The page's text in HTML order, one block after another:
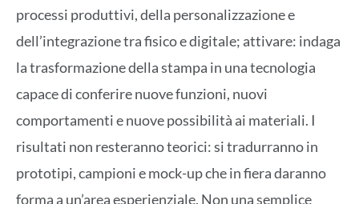
processi produttivi, della personalizzazione e
dell’integrazione tra fisico e digitale; attivare: indaga
la trasformazione della stampa in una tecnologia
capace di conferire nuove funzioni, nuovi
comportamenti e nuove possibilità ai materiali. I
risultati non resteranno teorici: si tradurranno in
prototipi, campioni e mock-up che in fiera daranno
forma a un’area esperienziale. Non una semplice